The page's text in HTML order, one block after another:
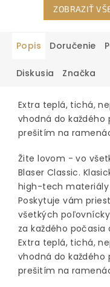
ZOBRAZIŤ
Popis Doručenie
Diskusia Značka
Extra teplá, tichá,
vhodná do každého
prešitím na
Žite lovom - vo
Blaser Classic.
high-tech materiály
Poskytuje vám
všetkých
za každého počasia
Extra teplá, tichá,
vhodná do každého
prešitím na